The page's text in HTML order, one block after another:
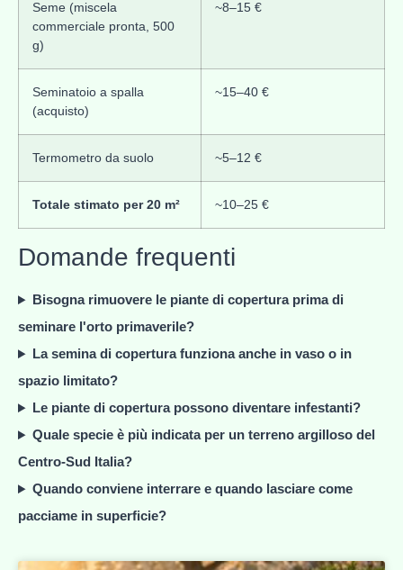
Seme (miscela
commerciale pronta, 500
g)
~8–15 €
Seminatoio a spalla
(acquisto)
~15–40 €
Termometro da suolo ~5–12 €
Totale stimato per 20 m² ~10–25 €
Domande frequenti
Bisogna rimuovere le piante di copertura prima di
seminare l'orto primaverile?
La semina di copertura funziona anche in vaso o in
spazio limitato?
Le piante di copertura possono diventare infestanti?
Quale specie è più indicata per un terreno argilloso del
Centro-Sud Italia?
Quando conviene interrare e quando lasciare come
pacciame in superficie?